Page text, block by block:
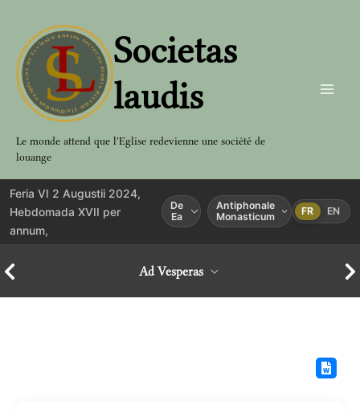
contenu
Societas
laudis
Le monde attend que l'Eglise redevienne une société de
louange
Feria VI 2 Augustii 2024,
Hebdomada XVII per
annum,
De
Ea
Antiphonale
Monasticum
FR EN
Ad Vesperas